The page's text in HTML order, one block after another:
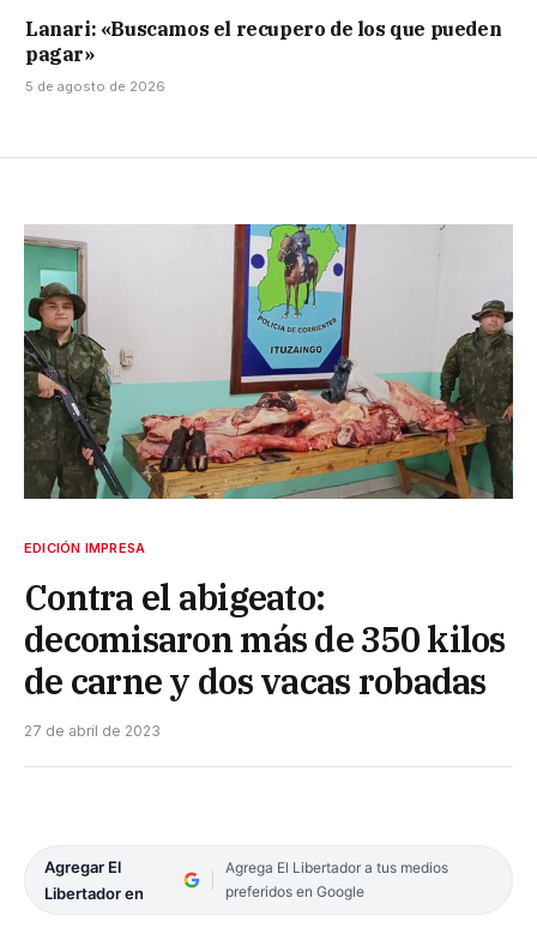
Lanari: «Buscamos el recupero de los que pueden
pagar»
5 de agosto de 2026
EDICIÓN IMPRESA
Contra el abigeato:
decomisaron más de 350 kilos
de carne y dos vacas robadas
27 de abril de 2023
Agregar El
Libertador en
Agrega El Libertador a tus medios
preferidos en Google